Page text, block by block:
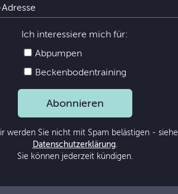
Ich interessiere mich für:
Abpumpen
Beckenbodentraining
Abonnieren
werden Sie nicht mit Spam belästigen - siehe
Datenschutzerklärung.
Sie können jederzeit kündigen.